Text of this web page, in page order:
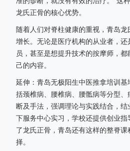
龙氏正骨的核心优势。
随着人们对脊柱健康的重视，青岛
增长。无论是医疗机构的从业者，还
员，甚至是想提升技术的按摩师，
己的内容。
延伸：青岛无极阳生中医推拿培训
括颈椎病、腰椎病、腰骶病等分型
断及手法，强调理论与实践结合，
下服务中心实习，学校还提供创业
了龙氏正骨，青岛还有这样的整脊
择。